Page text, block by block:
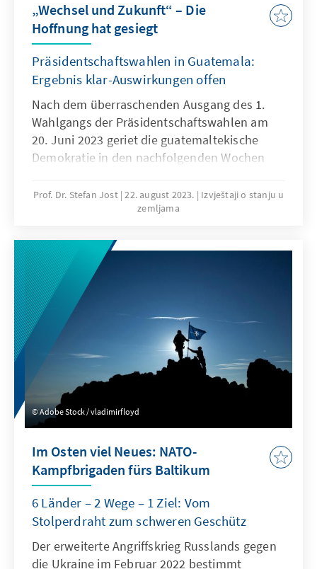
„Wechsel und Zukunft“ – Die
Hoffnung hat gesiegt
Präsidentschaftswahlen in Guatemala:
Ergebnis klar-Auswirkungen offen
Nach dem überraschenden Ausgang des 1.
Wahlgangs der Präsidentschaftswahlen am
20. Juni 2023 geriet die guatemaltekische
Demokratie in den nachfolgenden Wochen
Stichwahl mit den beiden Bestplatzierten des
1. Durchgangs nun tatsächlich stattfinden
Grundstrukturen nach wie vor vorhanden und
handlungsfähig sind. Das Wahlergebnis ist
eindeutig: Auf der Grundlage von 99,59% der
ausgezählten Stimmen erzielte Bernardo
Arévalo 58,14% der Partei SEMILLLA
gegenüber 37,10% für Sandra Torres der
Partei UNE. Dieses Ergebnis ist eine Sensation
und wäre vor Wochen noch für unmöglich
gehalten worden. Der Stresstest für das
politische System Guatemalas dürfte jedoch
noch nicht überstanden sein.
Prof. Dr. Stefan Jost 22. august 2023.
Izvještaji o stanju u
zemljama
Adobe Stock / vladimirfloyd
Im Osten viel Neues: NATO-
Kampfbrigaden fürs Baltikum
6 Länder – 2 Wege – 1 Ziel: Vom
Stolperdraht zum schweren Geschütz
Der erweiterte Angriffskrieg Russlands gegen
die Ukraine im Februar 2022 bestimmt